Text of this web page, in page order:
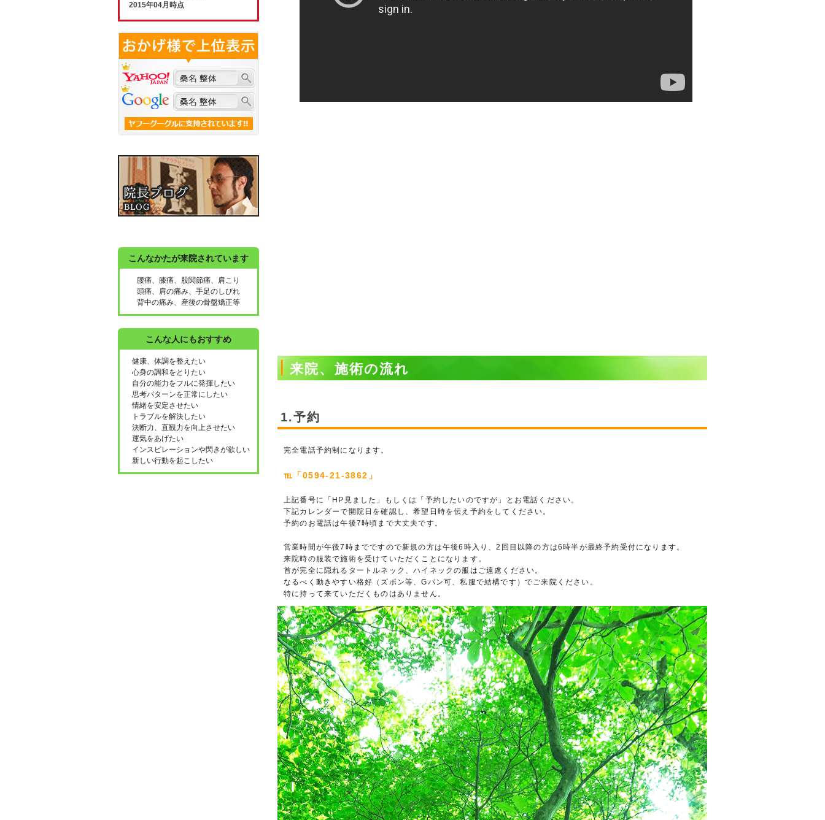
来院、施術の流れ
1.予約
完全電話予約制になります。
℡「0594-21-3862」
上記番号に「HP見ました」もしくは「予約したいのですが」とお電話ください。
下記カレンダーで開院日を確認し、希望日時を伝え予約をしてください。
予約のお電話は午後7時頃まで大丈夫です。
営業時間が午後7時までですので新規の方は午後6時入り、2回目以降の方は6時半が最終予約受付になります。
来院時の服装で施術を受けていただくことになります。
首が完全に隠れるタートルネック、ハイネックの服はご遠慮ください。
なるべく動きやすい格好（ズボン等、Gパン可、私服で結構です）でご来院ください。
特に持って来ていただくものはありません。
2015年04月時点
こんなかたが来院されています
腰痛、膝痛、股関節痛、肩こり
頭痛、肩の痛み、手足のしびれ
背中の痛み、産後の骨盤矯正等
こんな人にもおすすめ
健康、体調を整えたい
心身の調和をとりたい
自分の能力をフルに発揮したい
思考パターンを正常にしたい
情緒を安定させたい
トラブルを解決したい
決断力、直観力を向上させたい
運気をあげたい
インスピレーションや閃きが欲しい
新しい行動を起こしたい